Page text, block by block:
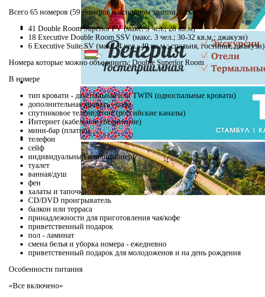
Всего 65 номеров (59 номеров в основном здании, 6 сьютов)
41 Double Room Superior PV (макс. 3 чел.; 28 кв.м)
18 Executive Double Room SSV (макс. 3 чел.; 30-32 кв.м.; джакузи)
6 Executive Suite SV (макс. 4 чел.; 40 кв.м.; спальня, гостиная, джакузи)
Номера которые можно объединить: Double Superior Room
В номере
тип кровати - двуспальная или TWIN (односпальные кровати)
дополнительная кровать - софа
спутниковое телевидение (российские каналы)
Интернет (кабельное соединение)
мини-бар (платно)
телефон
сейф
индивидуальный кондиционер
туалет
ванная/душ
фен
халаты и тапочки
CD/DVD проигрыватель
балкон или терраса
принадлежности для приготовления чая/кофе
приветственный подарок
пол - ламинат
смена белья и уборка номера - ежедневно
приветственный подарок для молодоженов и на день рождения
Особенности питания
«Все включено»